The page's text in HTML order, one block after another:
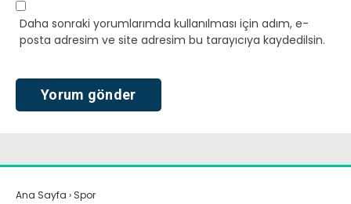
Daha sonraki yorumlarımda kullanılması için adım, e-
posta adresim ve site adresim bu tarayıcıya kaydedilsin.
Ana Sayfa › Spor